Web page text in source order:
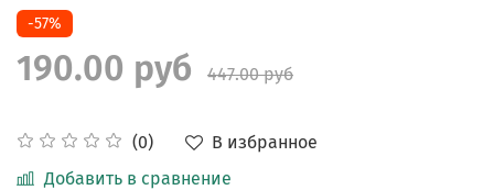
(0)
В избранное
Добавить в сравнение
-57%
190.00 руб 447.00 руб